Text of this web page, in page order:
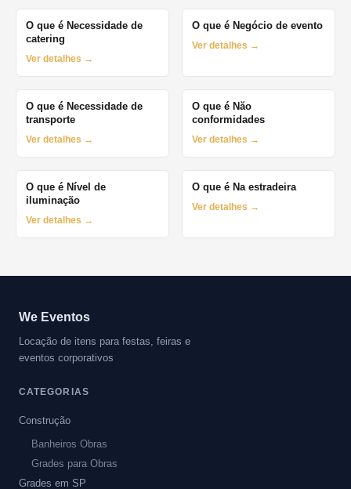
O que é Necessidade de
catering
Ver detalhes →
O que é Negócio de evento
Ver detalhes →
O que é Necessidade de
transporte
Ver detalhes →
O que é Năo
conformidades
Ver detalhes →
O que é Nível de
iluminação
Ver detalhes →
O que é Na estradeira
Ver detalhes →
We Eventos
Locação de itens para festas, feiras e
eventos corporativos
CATEGORIAS
Construção
Banheiros Obras
Grades para Obras
Grades em SP